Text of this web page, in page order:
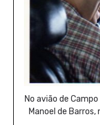
No avião de
Manoel de